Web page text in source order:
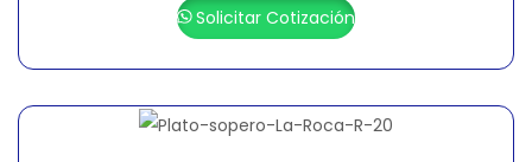
Solicitar Cotización